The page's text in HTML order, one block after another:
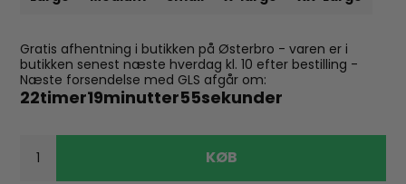
Gratis afhentning i butikken på Østerbro - varen er i
butikken senest næste hverdag kl. 10 efter bestilling -
Næste forsendelse med GLS afgår om:
22timer19minutter54sekunder
KØB